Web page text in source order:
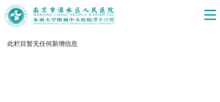
此栏目暂无任何新增信息